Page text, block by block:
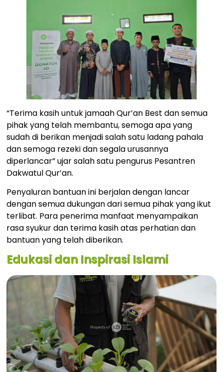
“Terima kasih untuk jamaah Qur’an Best dan semua
pihak yang telah membantu, semoga apa yang
sudah di berikan menjadi salah satu ladang pahala
dan semoga rezeki dan segala urusannya
diperlancar” ujar salah satu pengurus Pesantren
Dakwatul Qur’an.
Penyaluran bantuan ini berjalan dengan lancar
dengan semua dukungan dari semua pihak yang ikut
terlibat. Para penerima manfaat menyampaikan
rasa syukur dan terima kasih atas perhatian dan
bantuan yang telah diberikan.
Edukasi dan Inspirasi Islami